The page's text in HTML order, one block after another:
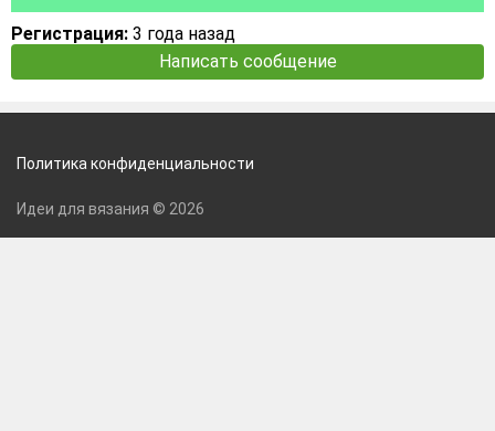
Регистрация: 3 года назад
Написать сообщение
Политика конфиденциальности
Идеи для вязания © 2026